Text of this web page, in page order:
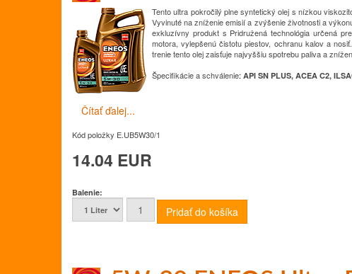
Tento ultra pokročilý plne syntetický olej s nízkou
Vyvinuté na zníženie emisií a zvýšenie životnosti a
exkluzívny produkt s Pridružená technológia určená
motora, vylepšenú čistotu piestov, ochranu kalov a nosiť.
trenie tento olej zaisťuje najvyššiu spotrebu paliva a
Špecifikácie a schválenie: API SN PLUS, ACEA C2,
Čítať ďalej...
Kód položky E.UB5W30/1
14.04 EUR
Balenie: